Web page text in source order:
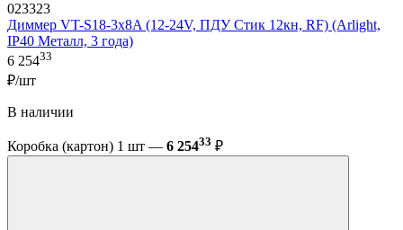
023323
Диммер VT-S18-3x8A (12-24V, ПДУ Стик 12кн, RF) (Arlight,
IP40 Металл, 3 года)
6 25433
₽/шт
В наличии
Коробка (картон) 1 шт — 6 25433 ₽